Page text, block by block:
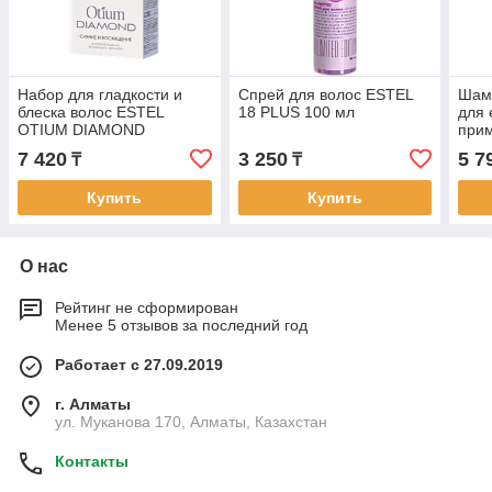
Набор для гладкости и
блеска волос ESTEL
OTIUM DIAMOND
7 420 ₸
Купить
Спрей для волос ESTEL
18 PLUS 100 мл
3 250₸
Купить
для
5
О нас
Рейтинг не сформирован
Менее 5 отзывов за последний год
Работает с 27.09.2019
г. Алматы
ул. Муканова 170, Алматы, Казахстан
Контакты